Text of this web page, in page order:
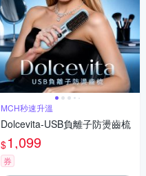
MCH秒速升溫
Dolcevita-USB負離子防燙齒梳
$1,099
券